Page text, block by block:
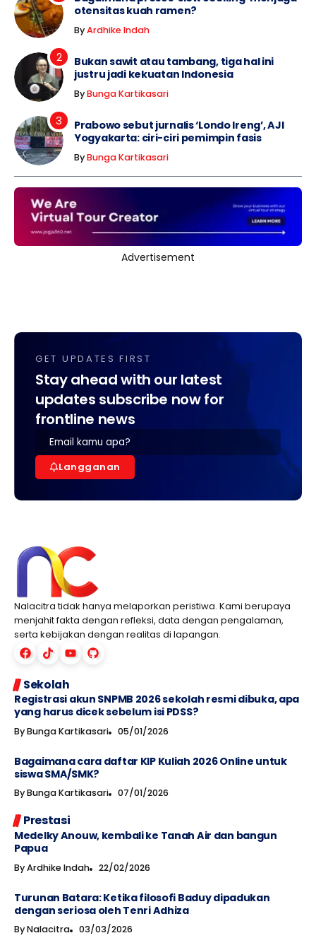
otensitas kuah ramen?
ByArdhike Indah
Bukan sawit atau tambang, tiga hal ini
justru jadi kekuatan Indonesia
ByBunga Kartikasari
Prabowo sebut jurnalis ‘Londo Ireng’, AJI
Yogyakarta: ciri-ciri pemimpin fasis
ByBunga Kartikasari
Advertisement
GET UPDATES FIRST
Stay ahead with our latest
updates subscribe now for
frontline news
Langganan
Nalacitra tidak hanya melaporkan peristiwa. Kami berupaya
menjahit fakta dengan refleksi, data dengan pengalaman,
serta kebijakan dengan realitas di lapangan.
Sekolah
Registrasi akun SNPMB 2026 sekolah resmi dibuka, apa
yang harus dicek sebelum isi PDSS?
ByBunga Kartikasari 05/01/2026
Bagaimana cara daftar KIP Kuliah 2026 Online untuk
siswa SMA/SMK?
ByBunga Kartikasari 07/01/2026
Prestasi
Medelky Anouw, kembali ke Tanah Air dan bangun
Papua
ByArdhike Indah 22/02/2026
Turunan Batara: Ketika filosofi Baduy dipadukan
dengan seriosa oleh Tenri Adhiza
ByNalacitra 03/03/2026